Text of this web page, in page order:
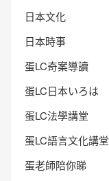
日本文化
日本時事
蛋LC奇案導讀
蛋LC日本いろは
蛋LC法學講堂
蛋LC語言文化講堂
蛋老師陪你睇